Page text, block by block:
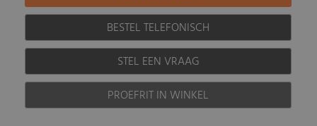
BESTEL TELEFONISCH
STEL EEN VRAAG
PROEFRIT IN WINKEL